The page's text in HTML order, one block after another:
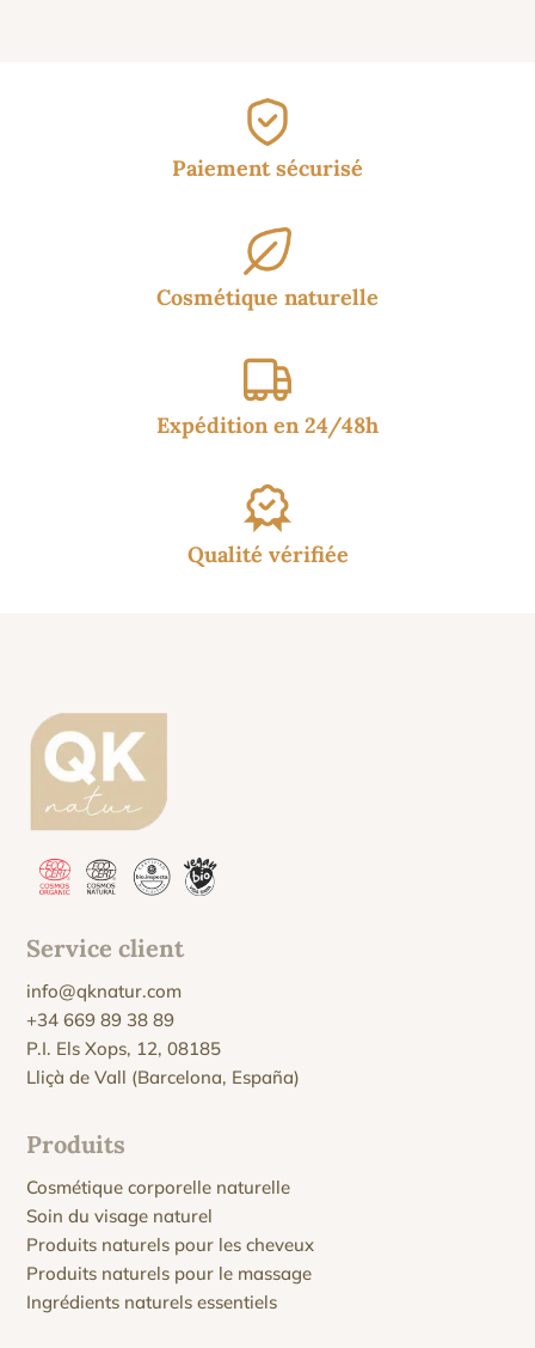
Paiement sécurisé
Cosmétique naturelle
Expédition en 24/48h
Qualité vérifiée
Service client
info@qknatur.com
+34 669 89 38 89
P.I. Els Xops, 12, 08185
Lliçà de Vall (Barcelona, España)
Produits
Cosmétique corporelle naturelle
Soin du visage naturel
Produits naturels pour les cheveux
Produits naturels pour le massage
Ingrédients naturels essentiels